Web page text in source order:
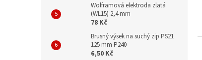
Wolframová elektroda zlatá
(WL15) 2,4 mm
78 Kč
Brusný výsek na suchý zip PS21
125 mm P240
6,50 Kč